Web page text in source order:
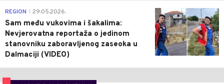
0
REGION 29.05.2026.
Sam među vukovima i šakalima:
Nevjerovatna reportaža o jedinom
stanovniku zaboravljenog zaseoka u
Dalmaciji (VIDEO)